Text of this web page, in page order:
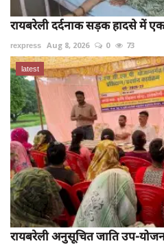
रायबरेली दर्दनाक सड़क हादसे में
rexpress Aug 8, 2026 0 73
latest
रायबरेली अनुसूचित जाति उप-